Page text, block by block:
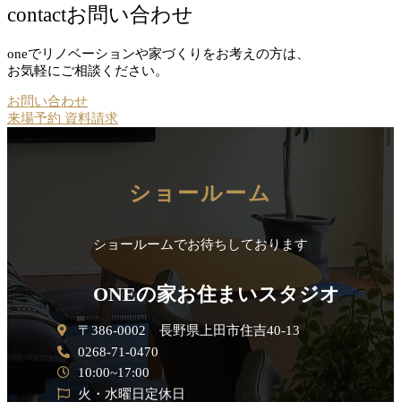
contactお問い合わせ
oneでリノベーションや家づくりをお考えの方は、
お気軽にご相談ください。
お問い合わせ
来場予約 資料請求
ショールーム
ショールームでお待ちしております
ONEの家お住まいスタジオ
〒386-0002 長野県上田市住吉40-13
0268-71-0470
10:00~17:00
火・水曜日定休日